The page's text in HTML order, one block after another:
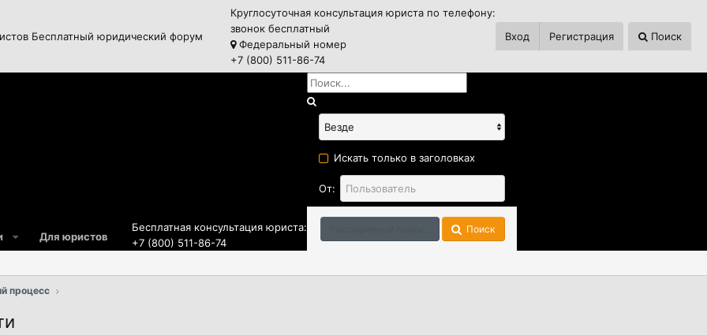
Бесплатный юридический форум
Круглосуточная консультация юриста по телефону:
звонок бесплатный
Федеральный номер
+7 (800) 511-86-74
Вход Регистрация Поиск
Для юристов
Бесплатная консультация юриста:
+7 (800) 511-86-74
Искать только в заголовках
От:
Поиск
процесс